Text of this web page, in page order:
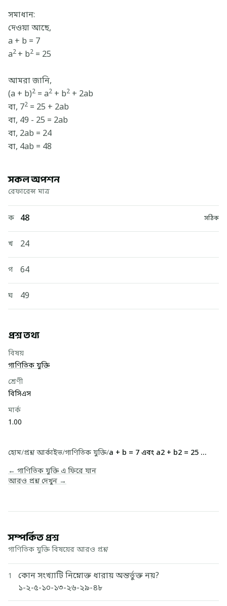
সমাধান:
দেওয়া আছে,
a + b = 7
a2 + b2 = 25
আমরা জানি,
(a + b)2 = a2 + b2 + 2ab
বা, 72 = 25 + 2ab
বা, 49 - 25 = 2ab
বা, 2ab = 24
বা, 4ab = 48
সকল অপশন
রেফারেন্স মাত্র
ক 48 সঠিক
খ 24
গ 64
ঘ 49
প্রশ্ন তথ্য
বিষয়
গাণিতিক যুক্তি
শ্রেণী
বিসিএস
মার্ক
1.00
হোম/প্রশ্ন আর্কাইভ/গাণিতিক যুক্তি/
a + b = 7 এবং a2 + b2 = 25 হলে, 4ab এর মান কত?
← গাণিতিক যুক্তি এ ফিরে যান
আরও প্রশ্ন দেখুন →
সম্পর্কিত প্রশ্ন
গাণিতিক যুক্তি বিষয়ের আরও প্রশ্ন
1
কোন সংখ্যাটি নিম্নোক্ত ধারায় অন্তর্ভুক্ত নয়?
১-২-৫-১০-১৩-২৬-২৯-৪৮